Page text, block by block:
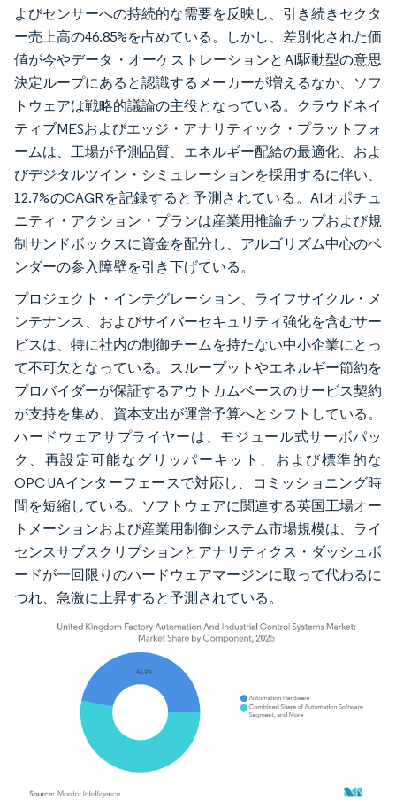
よびセンサーへの持続的な需要を反映し、引き続きセクタ
ー売上高の46.85%を占めている。しかし、差別化された価
値が今やデータ・オーケストレーションとAI駆動型の意思
決定ループにあると認識するメーカーが増えるなか、ソフ
トウェアは戦略的議論の主役となっている。クラウドネイ
ティブMESおよびエッジ・アナリティック・プラットフォ
ームは、工場が予測品質、エネルギー配給の最適化、およ
びデジタルツイン・シミュレーションを採用するに伴い、
12.7%のCAGRを記録すると予測されている。AIオポチュ
ニティ・アクション・プランは産業用推論チップおよび規
制サンドボックスに資金を配分し、アルゴリズム中心のベ
ンダーの参入障壁を引き下げている。
プロジェクト・インテグレーション、ライフサイクル・メ
ンテナンス、およびサイバーセキュリティ強化を含むサー
ビスは、特に社内の制御チームを持たない中小企業にとっ
て不可欠となっている。スループットやエネルギー節約を
プロバイダーが保証するアウトカムベースのサービス契約
が支持を集め、資本支出が運営予算へとシフトしている。
ハードウェアサプライヤーは、モジュール式サーボパッ
ク、再設定可能なグリッパーキット、および標準的な
OPC UAインターフェースで対応し、コミッショニング時
間を短縮している。ソフトウェアに関連する英国工場オー
トメーションおよび産業用制御システム市場規模は、ライ
センスサブスクリプションとアナリティクス・ダッシュボ
ードが一回限りのハードウェアマージンに取って代わるに
つれ、急激に上昇すると予測されている。